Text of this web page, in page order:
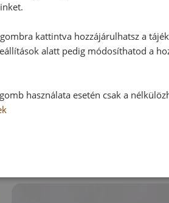
kattintva hozzájárulhatsz a
alatt pedig módosíthatod a
használata esetén csak a